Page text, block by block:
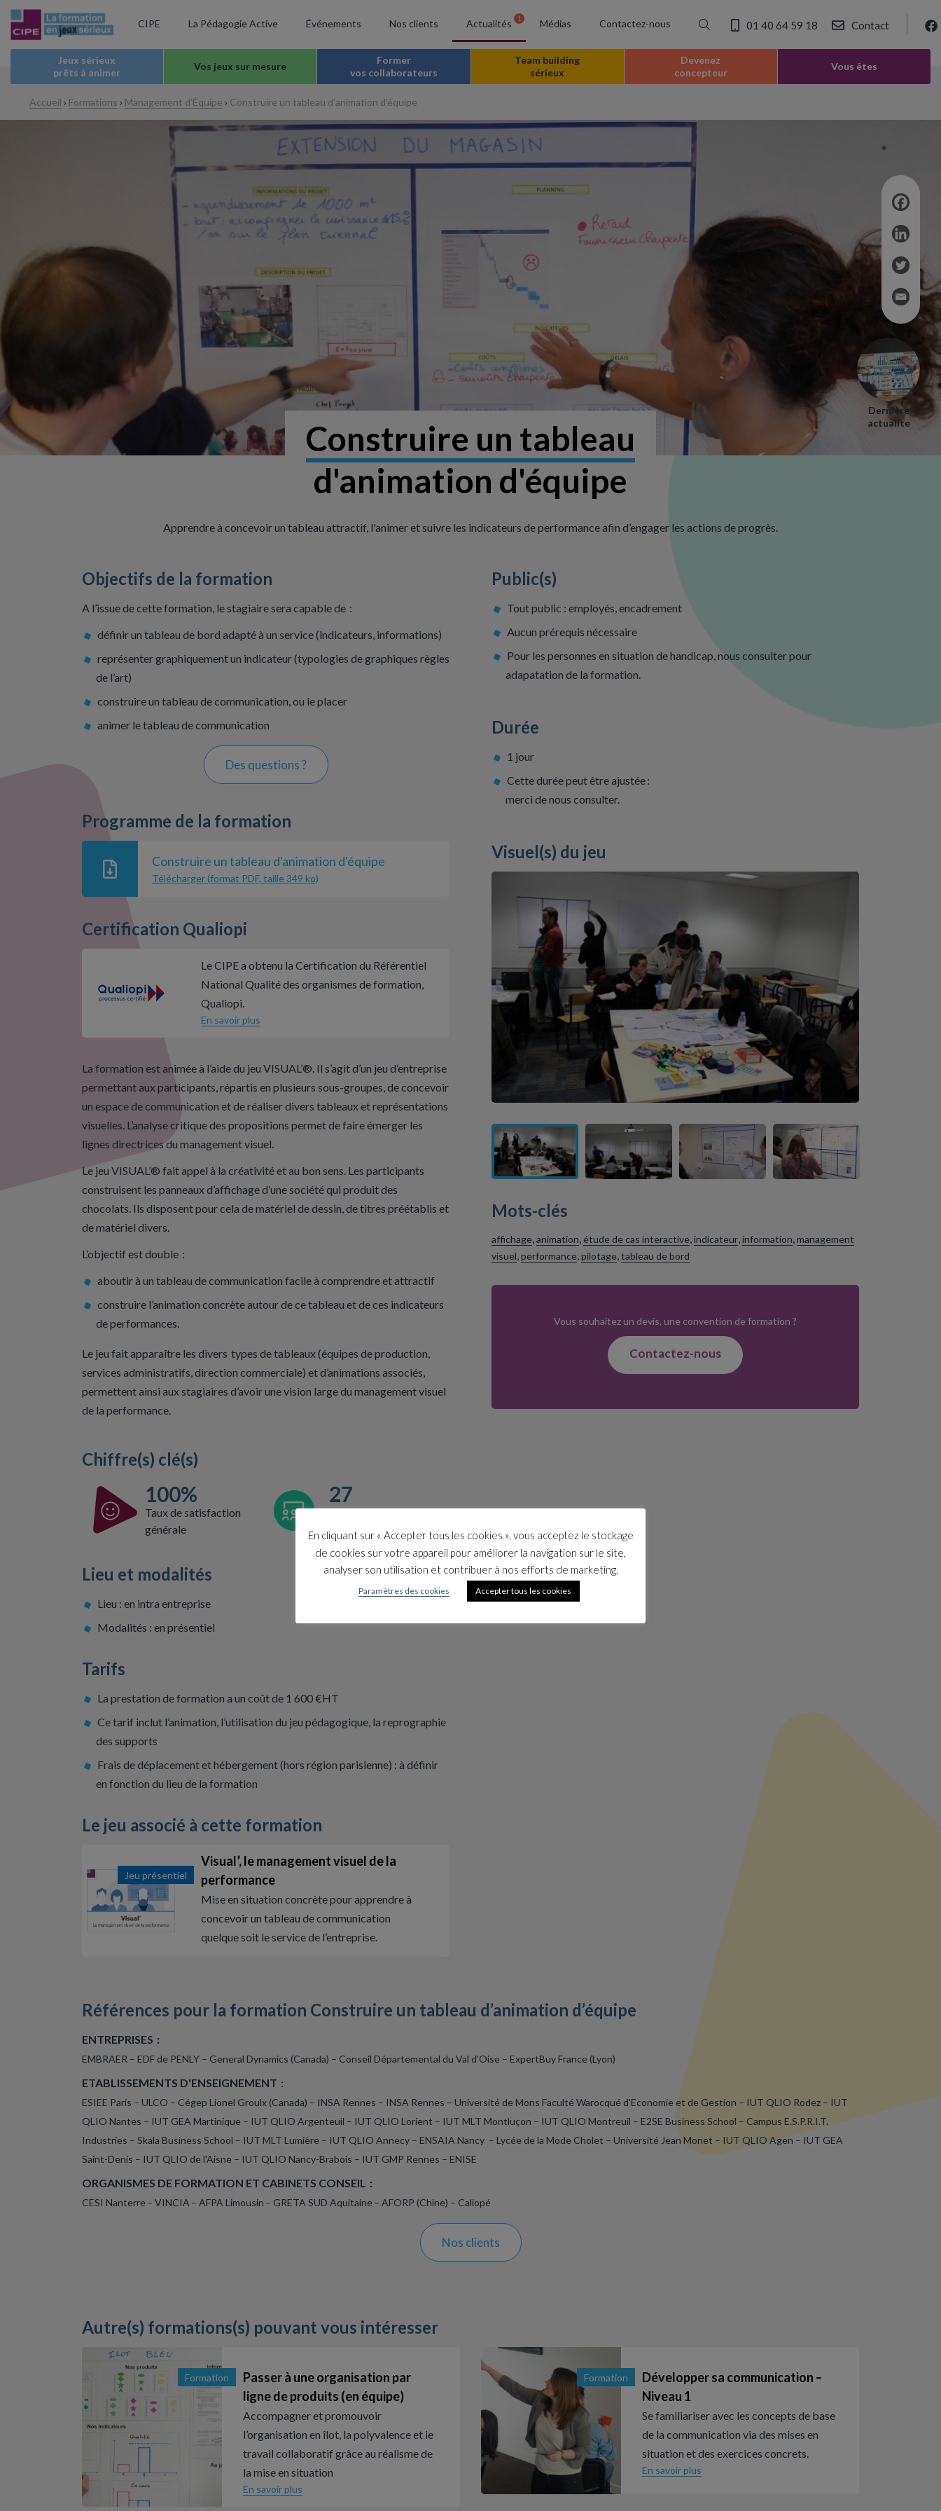
CIPE La Pédagogie Active Événements Nos clients Actualités 1 Médias Contactez-nous 01 40 64 59 18 Contact
Jeux sérieux
prêts à animer
Vos jeux sur mesure
Former
vos collaborateurs
Team building
sérieux
Devenez
concepteur
Vous êtes
Accueil › Formations › Management d’Équipe › Construire un tableau d’animation d’équipe
Construire un tableau
d'animation d'équipe
Apprendre à concevoir un tableau attractif, l'animer et suivre les indicateurs de performance afin d’engager les actions de progrès.
Objectifs de la formation
A l’issue de cette formation, le stagiaire sera capable de :
définir un tableau de bord adapté à un service (indicateurs, informations)
représenter graphiquement un indicateur (typologies de graphiques règles
de l’art)
construire un tableau de communication, ou le placer
animer le tableau de communication
Des questions ?
Programme de la formation
Construire un tableau d'animation d'équipe
Télécharger (format PDF, taille 349 ko)
Certification Qualiopi
Le CIPE a obtenu la Certification du Référentiel
National Qualité des organismes de formation,
Qualiopi.
En savoir plus
La formation est animée à l’aide du jeu VISUAL’®. Il s’agit d’un jeu d’entreprise
permettant aux participants, répartis en plusieurs sous-groupes, de concevoir
un espace de communication et de réaliser divers tableaux et représentations
visuelles. L’analyse critique des propositions permet de faire émerger les
lignes directrices du management visuel.
Le jeu VISUAL’® fait appel à la créativité et au bon sens. Les participants
construisent les panneaux d’affichage d’une société qui produit des
chocolats. Ils disposent pour cela de matériel de dessin, de titres préétablis et
de matériel divers.
L’objectif est double :
aboutir à un tableau de communication facile à comprendre et attractif
construire l’animation concrète autour de ce tableau et de ces indicateurs
de performances.
Le jeu fait apparaître les divers types de tableaux (équipes de production,
services administratifs, direction commerciale) et d’animations associés,
permettent ainsi aux stagiaires d’avoir une vision large du management visuel
de la performance.
Chiffre(s) clé(s)
100%
Taux de satisfaction
générale
27
Employés formés depuis
2023
Lieu et modalités
Lieu : en intra entreprise
Modalités : en présentiel
Tarifs
La prestation de formation a un coût de 1 600 €HT
Ce tarif inclut l’animation, l’utilisation du jeu pédagogique, la reprographie
des supports
Frais de déplacement et hébergement (hors région parisienne) : à définir
en fonction du lieu de la formation
Le jeu associé à cette formation
Jeu présentiel
Visual’, le management visuel de la
performance
Mise en situation concrète pour apprendre à
concevoir un tableau de communication
quelque soit le service de l’entreprise.
Public(s)
Tout public : employés, encadrement
Aucun prérequis nécessaire
Pour les personnes en situation de handicap, nous consulter pour
adapatation de la formation.
Durée
1 jour
Cette durée peut être ajustée :
merci de nous consulter.
Visuel(s) du jeu
Mots-clés
affichage,animation, étude de cas interactive,indicateur,information,management
visuel,performance,pilotage,tableau de bord
Vous souhaitez un devis, une convention de formation ?
Contactez-nous
Références pour la formation Construire un tableau d’animation d’équipe
ENTREPRISES :
EMBRAER – EDF de PENLY – General Dynamics (Canada) – Conseil Départemental du Val d'Oise – ExpertBuy France (Lyon)
ETABLISSEMENTS D'ENSEIGNEMENT :
ESIEE Paris – ULCO – Cégep Lionel Groulx (Canada) – INSA Rennes – INSA Rennes – Université de Mons Faculté Warocqué d'Economie et de Gestion – IUT QLIO Rodez – IUT
QLIO Nantes – IUT GEA Martinique – IUT QLIO Argenteuil – IUT QLIO Lorient – IUT MLT Montluçon – IUT QLIO Montreuil – E2SE Business School – Campus E.S.P.R.I.T.
Industries – Skala Business School – IUT MLT Lumière – IUT QLIO Annecy – ENSAIA Nancy – Lycée de la Mode Cholet – Université Jean Monet – IUT QLIO Agen – IUT GEA
Saint-Denis – IUT QLIO de l'Aisne – IUT QLIO Nancy-Brabois – IUT GMP Rennes – ENISE
ORGANISMES DE FORMATION ET CABINETS CONSEIL :
CESI Nanterre – VINCIA – AFPA Limousin – GRETA SUD Aquitaine – AFORP (Chine) – Caliopé
Nos clients
Autre(s) formations(s) pouvant vous intéresser
Formation
Passer à une organisation par
ligne de produits (en équipe)
Accompagner et promouvoir
l’organisation en îlot, la polyvalence et le
travail collaboratif grâce au réalisme de
la mise en situation
En savoir plus
Formation
Développer sa communication –
Niveau 1
Se familiariser avec les concepts de base
de la communication via des mises en
situation et des exercices concrets.
En savoir plus
Dernière
actualite
En cliquant sur « Accepter tous les cookies », vous acceptez le stockage
de cookies sur votre appareil pour améliorer la navigation sur le site,
analyser son utilisation et contribuer à nos efforts de marketing.
Paramètres des cookies Accepter tous les cookies